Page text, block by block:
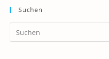
Suchen